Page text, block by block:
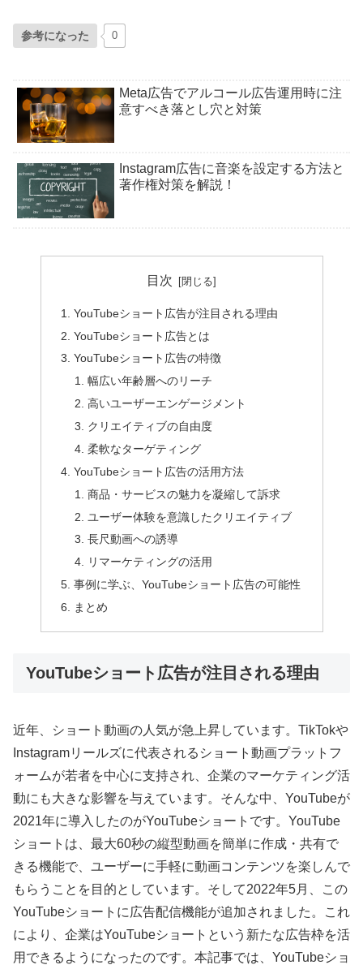
参考になった 0
Meta広告でアルコール広告運用時に注
意すべき落とし穴と対策
Instagram広告に音楽を設定する方法と
著作権対策を解説！
目次
YouTubeショート広告が注目される理由
YouTubeショート広告とは
YouTubeショート広告の特徴
幅広い年齢層へのリーチ
高いユーザーエンゲージメント
クリエイティブの自由度
柔軟なターゲティング
YouTubeショート広告の活用方法
商品・サービスの魅力を凝縮して訴求
ユーザー体験を意識したクリエイティブ
長尺動画への誘導
リマーケティングの活用
事例に学ぶ、YouTubeショート広告の可能性
まとめ
YouTubeショート広告が注目される理由
近年、ショート動画の人気が急上昇しています。TikTokや
Instagramリールズに代表されるショート動画プラットフ
ォームが若者を中心に支持され、企業のマーケティング活
動にも大きな影響を与えています。そんな中、YouTubeが
2021年に導入したのがYouTubeショートです。YouTube
ショートは、最大60秒の縦型動画を簡単に作成・共有で
きる機能で、ユーザーに手軽に動画コンテンツを楽しんで
もらうことを目的としています。そして2022年5月、この
YouTubeショートに広告配信機能が追加されました。これ
により、企業はYouTubeショートという新たな広告枠を活
用できるようになったのです。本記事では、YouTubeショ